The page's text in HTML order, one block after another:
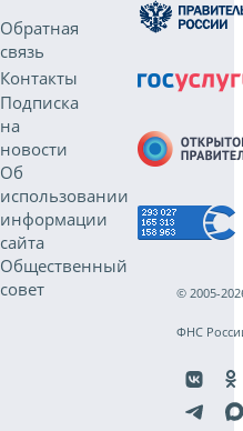
Обратная
связь
Контакты
Подписка
на
новости
Об
использовании
информации
сайта
Общественный
совет
© 2005-
ФНС